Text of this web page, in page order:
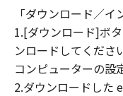
「ダウンロード／イ
1.[ダウンロード]ボ
ンロードしてくださ
コンピューターの設
2.ダウンロードした